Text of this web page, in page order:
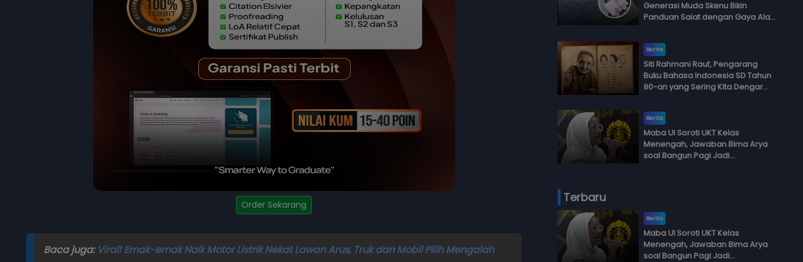
Order Sekarang
Baca juga: Viral! Emak-emak Naik Motor Listrik Nekat Lawan Arus, Truk dan Mobil Pilih Mengalah
Generasi Muda Skenu Bikin
Panduan Salat dengan Gaya Ala
Berita
Siti Rahmani Rauf, Pengarang
Buku Bahasa Indonesia SD Tahun
80-an yang Sering Kita Dengar
Adik Budi
Berita
Maba UI Soroti UKT Kelas
Menengah, Jawaban Bima Arya
soal Bangun Pagi Jadi
Terbaru
Berita
Maba UI Soroti UKT Kelas
Menengah, Jawaban Bima Arya
soal Bangun Pagi Jadi